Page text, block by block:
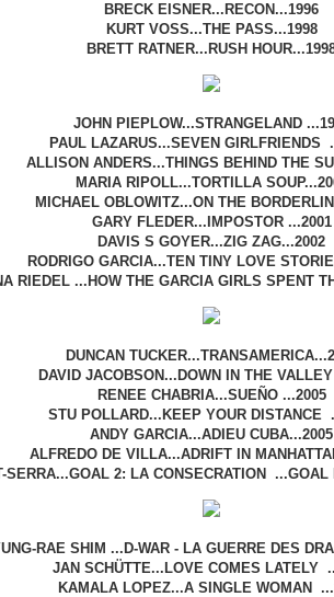
BRECK EISNER...RECON...1996
KURT VOSS...THE PASS...1998
BRETT RATNER...RUSH
JOHN PIEPLOW...STRANGELAND
PAUL LAZARUS...SEVEN GIRLFRIENDS
ALLISON ANDERS...THINGS BEHIND THE
MARIA RIPOLL...TORTILLA
MICHAEL OBLOWITZ...ON THE
GARY FLEDER...IMPOSTOR ...2001
DAVIS S GOYER...ZIG ZAG...2002
RODRIGO GARCIA...TEN TINY LOVE
RIEDEL ...HOW THE GARCIA GIRLS SPENT
DUNCAN
DAVID JACOBSON...DOWN IN THE
RENEE CHABRIA...SUEÑO ...2005
STU POLLARD...KEEP YOUR DISTANCE
ANDY GARCIA...ADIEU CUBA...2005
ALFREDO DE VILLA...ADRIFT IN
SERRA...GOAL 2: LA CONSECRATION
RAE SHIM ...D-WAR - LA GUERRE DES
JAN SCHÜTTE...LOVE COMES LATELY
KAMALA LOPEZ...A SINGLE WOMAN